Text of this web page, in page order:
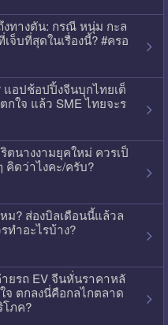
งทางตัน: กรณี หนุ่ม กะล
จ็บที่สุดในเรื่องนี้? #ครอ
แอปช้อปปิ้งจีนบุกไทยเต็
ใจ แล้ว SME ไทยจะร
ตนางงามยุคใหม่ ควรเป็
ดว่าไงคะ/ครับ?
ม? ส่องบิลเดือนนี้แล้วล
ทำอะไรบ้าง?
ยรถ EV จีนหั่นราคาหลั
จ ตกลงนี่คือกลไกตลาด
โภค?